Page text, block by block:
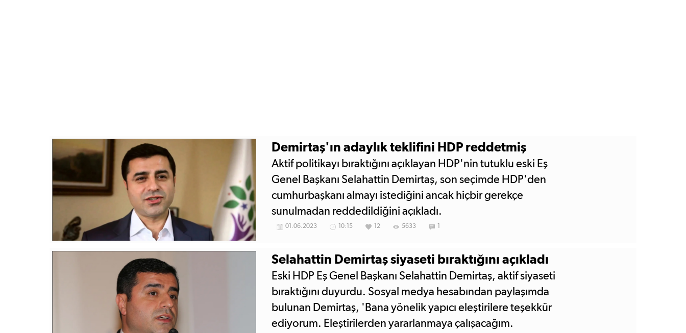
Demirtaş'ın adaylık teklifini HDP reddetmiş
Aktif politikayı bıraktığını açıklayan HDP'nin tutuklu eski Eş
Genel Başkanı Selahattin Demirtaş, son seçimde HDP'den
cumhurbaşkanı almayı istediğini ancak hiçbir gerekçe
sunulmadan reddedildiğini açıkladı.
01.06.2023 10:15 12 5633
Selahattin Demirtaş siyaseti bıraktığını açıkladı
Eski HDP Eş Genel Başkanı Selahattin Demirtaş, aktif siyaseti
bıraktığını duyurdu. Sosyal medya hesabından paylaşımda
bulunan Demirtaş, 'Bana yönelik yapıcı eleştirilere teşekkür
ediyorum. Eleştirilerden yararlanmaya çalışacağım.